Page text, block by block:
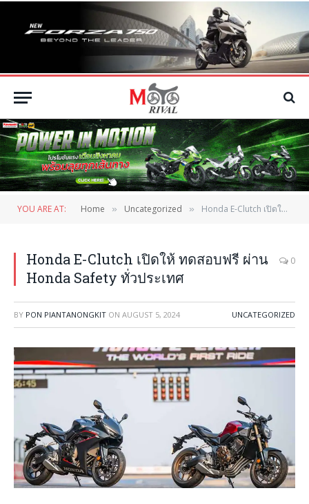
YOU ARE AT: Home » Uncategorized » Honda E-Clutch เปิดให้ ทดสอบฟรี ผ่าน Honda Safety ทั่วประเทศ
Honda E-Clutch เปิดให้ ทดสอบฟรี ผ่าน
Honda Safety ทั่วประเทศ
0
BY PON PIANTANONGKIT ON AUGUST 5, 2024 UNCATEGORIZED